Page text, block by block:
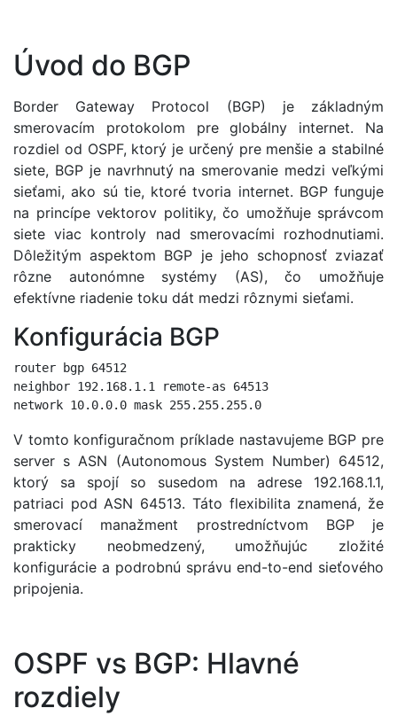
Úvod do BGP
Border Gateway Protocol (BGP) je základným
smerovacím protokolom pre globálny internet. Na
rozdiel od OSPF, ktorý je určený pre menšie a stabilné
siete, BGP je navrhnutý na smerovanie medzi veľkými
sieťami, ako sú tie, ktoré tvoria internet. BGP funguje
na princípe vektorov politiky, čo umožňuje správcom
siete viac kontroly nad smerovacími rozhodnutiami.
Dôležitým aspektom BGP je jeho schopnosť zviazať
rôzne autonómne systémy (AS), čo umožňuje
efektívne riadenie toku dát medzi rôznymi sieťami.
Konfigurácia BGP
router bgp 64512
neighbor 192.168.1.1 remote-as 64513
V tomto konfiguračnom príklade nastavujeme BGP pre
server s ASN (Autonomous System Number) 64512,
ktorý sa spojí so susedom na adrese 192.168.1.1,
patriaci pod ASN 64513. Táto flexibilita znamená, že
smerovací manažment prostredníctvom BGP je
prakticky neobmedzený, umožňujúc zložité
konfigurácie a podrobnú správu end-to-end sieťového
pripojenia.
OSPF vs BGP: Hlavné
rozdiely